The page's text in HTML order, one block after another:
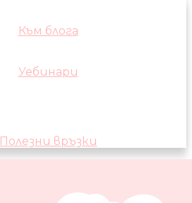
Към блога
Уебинари
Полезни връзки